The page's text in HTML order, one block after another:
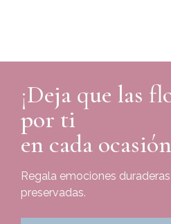
¡Deja que las
por ti
en cada
Regala emociones
preservadas.